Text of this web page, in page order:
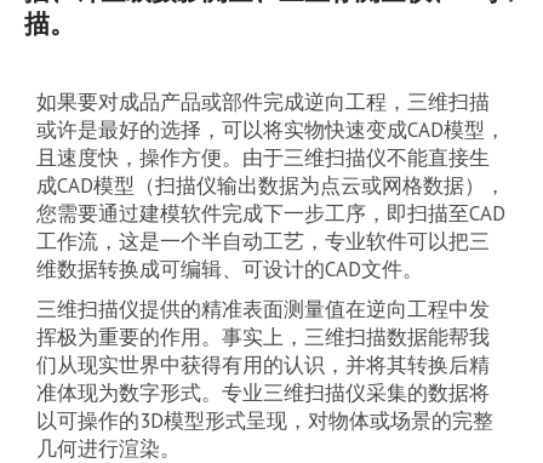
描。
如果要对成品产品或部件完成逆向工程，三维扫描
或许是最好的选择，可以将实物快速变成CAD模型，
且速度快，操作方便。由于三维扫描仪不能直接生
成CAD模型（扫描仪输出数据为点云或网格数据），
您需要通过建模软件完成下一步工序，即扫描至CAD
工作流，这是一个半自动工艺，专业软件可以把三
维数据转换成可编辑、可设计的CAD文件。
三维扫描仪提供的精准表面测量值在逆向工程中发
挥极为重要的作用。事实上，三维扫描数据能帮我
们从现实世界中获得有用的认识，并将其转换后精
准体现为数字形式。专业三维扫描仪采集的数据将
以可操作的3D模型形式呈现，对物体或场景的完整
几何进行渲染。